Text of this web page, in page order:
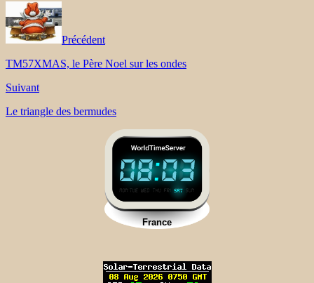
Précédent
TM57XMAS, le Père Noel sur les ondes
Suivant
Le triangle des bermudes